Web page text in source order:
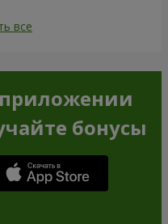
все
бонусы